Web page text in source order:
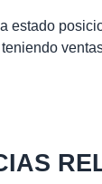
estado